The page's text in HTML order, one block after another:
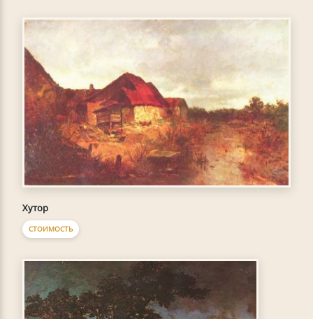
Хутор
СТОИМОСТЬ